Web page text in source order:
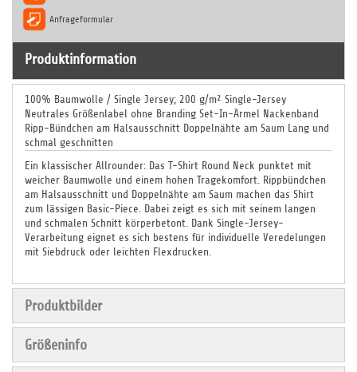
Anfrageformular
Produktinformation
100% Baumwolle / Single Jersey; 200 g/m² Single-Jersey
Neutrales Größenlabel ohne Branding Set-In-Ärmel Nackenband
Ripp-Bündchen am Halsausschnitt Doppelnähte am Saum Lang und
schmal geschnitten
Ein klassischer Allrounder: Das T-Shirt Round Neck punktet mit
weicher Baumwolle und einem hohen Tragekomfort. Rippbündchen
am Halsausschnitt und Doppelnähte am Saum machen das Shirt
zum lässigen Basic-Piece. Dabei zeigt es sich mit seinem langen
und schmalen Schnitt körperbetont. Dank Single-Jersey-
Verarbeitung eignet es sich bestens für individuelle Veredelungen
mit Siebdruck oder leichten Flexdrucken.
Produktbilder
Größeninfo